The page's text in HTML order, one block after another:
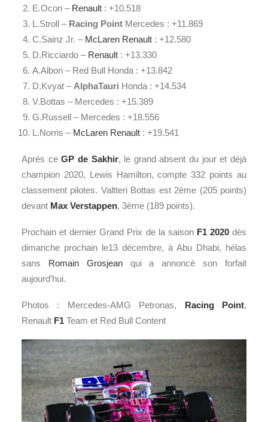
E.Ocon – Renault : +10.518
L.Stroll – Racing Point Mercedes : +11.869
C.Sainz Jr. – McLaren Renault : +12.580
D.Ricciardo – Renault : +13.330
A.Albon – Red Bull Honda : +13.842
D.Kvyat – AlphaTauri Honda : +14.534
V.Bottas – Mercedes : +15.389
G.Russell – Mercedes : +18.556
L.Norris – McLaren Renault : +19.541
Après ceGP de Sakhir, le grand absent du jour et déjà
champion 2020, Lewis Hamilton, compte 332 points au
classement pilotes. Valtteri Bottas est 2ème (205 points)
devant Max Verstappen, 3ème (189 points).
Prochain et dernier Grand Prix de la saison F12020dès
dimanche prochain le13 décembre, à Abu Dhabi, hélas
sans Romain Grosjeanqui a annoncé son forfait
aujourd’hui.
Photos : Mercedes-AMG Petronas, Racing Point,
Renault F1 Team et Red Bull Content